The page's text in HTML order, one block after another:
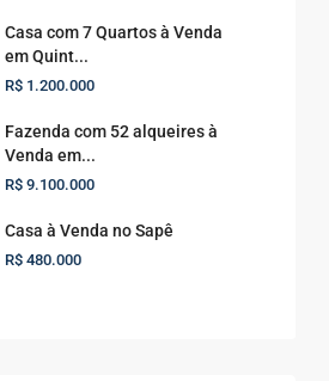
Casa com 7 Quartos à Venda
em Quint...
R$ 1.200.000
Fazenda com 52 alqueires à
Venda em...
R$ 9.100.000
Casa à Venda no Sapê
R$ 480.000